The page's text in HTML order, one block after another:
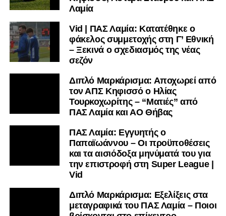
Λαμία
Vid | ΠΑΣ Λαμία: Κατατέθηκε ο
φάκελος συμμετοχής στη Γ’ Εθνική
– Ξεκινά ο σχεδιασμός της νέας
σεζόν
Διπλό Μαρκάρισμα: Αποχωρεί από
τον ΑΠΣ Κηφισσό ο Ηλίας
Τουρκοχωρίτης – “Ματιές” από
ΠΑΣ Λαμία και ΑΟ Θήβας
ΠΑΣ Λαμία: Εγγυητής ο
Παπαϊωάννου – Οι προϋποθέσεις
και τα αισιόδοξα μηνύματά του για
την επιστροφή στη Super League |
Vid
Διπλό Μαρκάρισμα: Εξελίξεις στα
μεταγραφικά του ΠΑΣ Λαμία – Ποιοι